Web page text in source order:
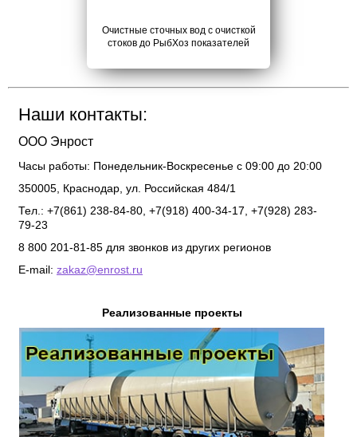
Очистные сточных вод с очисткой
стоков до РыбХоз показателей
Наши контакты:
ООО Энрост
Часы работы: Понедельник-Воскресенье с 09:00 до 20:00
350005 Краснодар ул. Российская 484/1
Тел.: +7(861) 238-84-80, +7(918) 400-34-17, +7(928) 283-
79-23
8 800 201-81-85 для звонков из других регионов
E-mail: zakaz@enrost.ru
Реализованные проекты